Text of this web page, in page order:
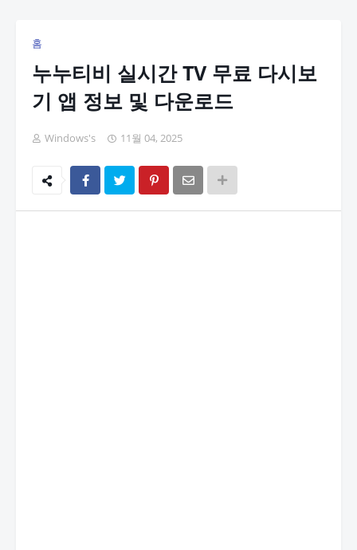
홈
누누티비 실시간 TV 무료 다시보
기 앱 정보 및 다운로드
Windows's 11월 04, 2025